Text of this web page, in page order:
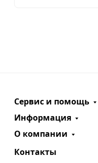
Сервис и помощь
Информация
О компании
Контакты